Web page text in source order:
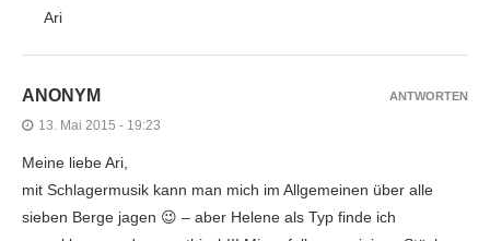
Ari
ANONYM
13. Mai 2015 - 19:23
Meine liebe Ari,
mit Schlagermusik kann man mich im Allgemeinen über alle
sieben Berge jagen 😉 – aber Helene als Typ finde ich
ANTWORTEN